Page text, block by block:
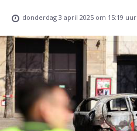
donderdag 3 april 2025 om 15:19 uur